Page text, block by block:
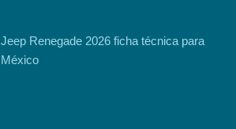
Jeep Renegade 2026 ficha técnica para
México